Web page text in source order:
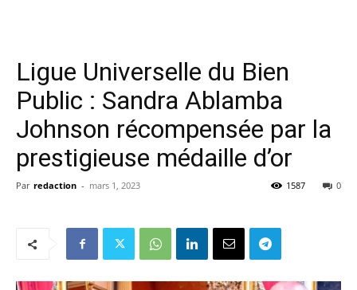
Ligue Universelle du Bien
Public : Sandra Ablamba
Johnson récompensée par la
prestigieuse médaille d’or
Par redaction - mars 1, 2023 0
1587